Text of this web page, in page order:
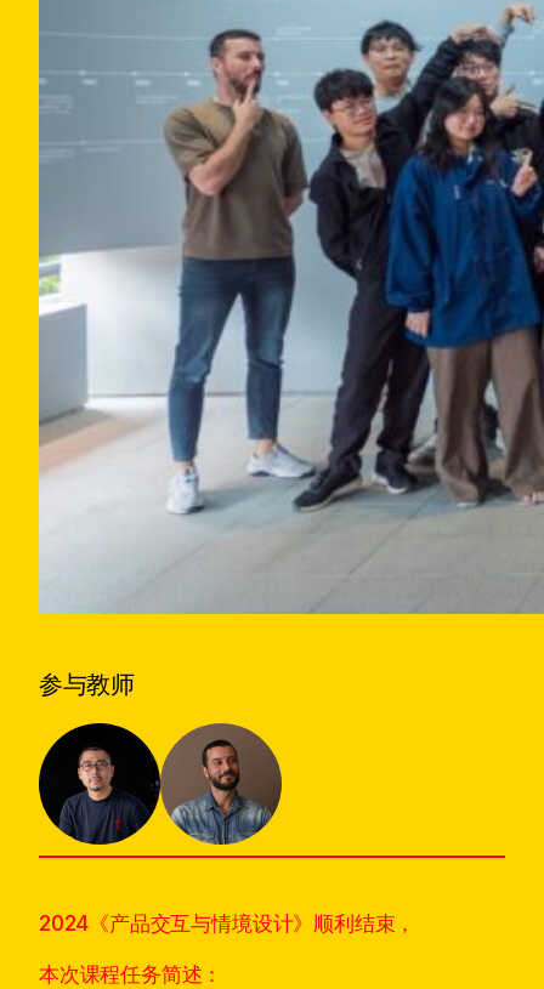
参与教师
2024《产品交互与情境设计》顺利结束，
本次课程任务简述：